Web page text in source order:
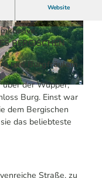
|CC-BY-SA
Website
Wahrzeichen des
Reise ins
inklusive.
BERGISCHEN
und Burgfräulein
der Wupper,
Burg. Einst war
dem Bergischen
das beliebteste
Straße, zu